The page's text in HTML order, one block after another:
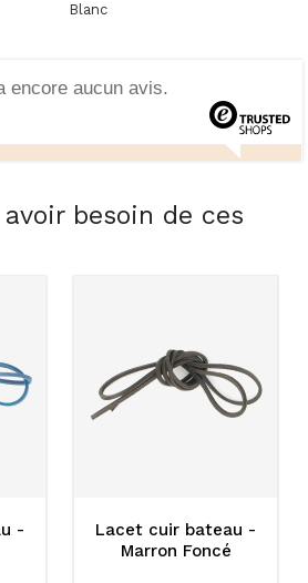
Blanc
encore aucun avis.
besoin de ces
-
Lacet cuir bateau -
Marron Foncé